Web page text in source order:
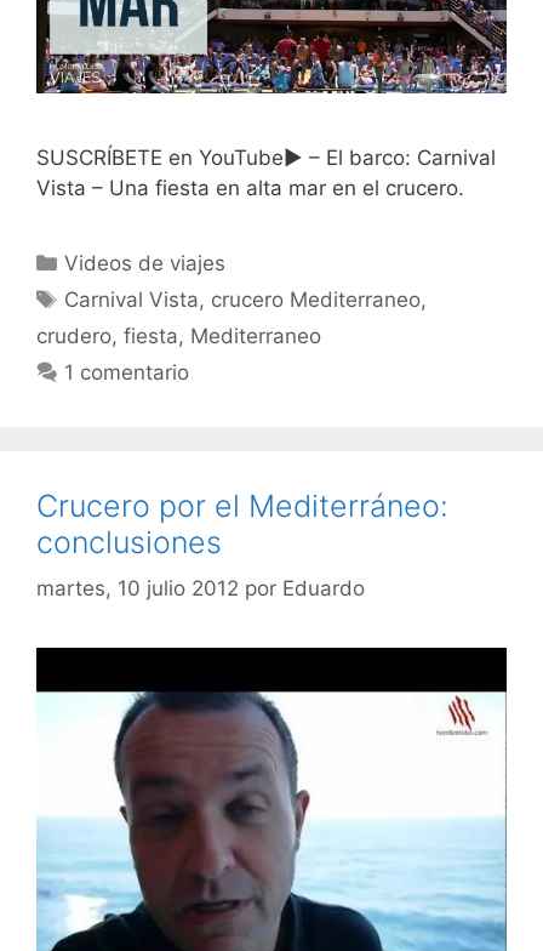
SUSCRÍBETE en YouTube► – El barco: Carnival
Vista – Una fiesta en alta mar en el crucero.
Categorías
Videos de viajes
Etiquetas
Carnival Vista, crucero Mediterraneo,
crudero, fiesta, Mediterraneo
1 comentario
Crucero por el Mediterráneo:
conclusiones
martes, 10 julio 2012 por Eduardo